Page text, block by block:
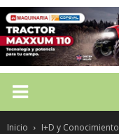
Inicio I+D y Conocimiento